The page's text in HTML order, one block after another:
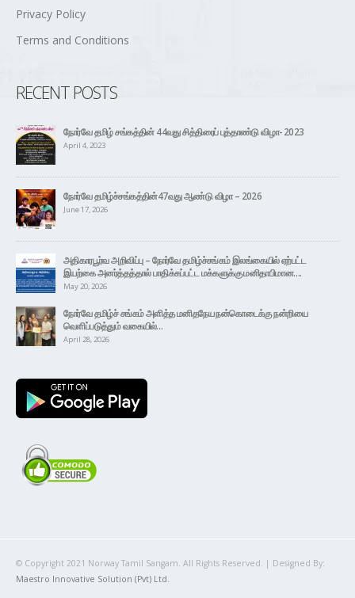
Contact Us
Privacy Policy
RECENT POSTS
April 4, 2023
June 17, 2026
அதிகாரபூர்வ அறிவிப்பு – நோர்வே தமிழ்ச்சங்கம் இலங்கையில் ஏற்பட்ட
May 20, 2026
நோர்வே தமிழ்ச் சங்கம் அளித்த மனிதநேய நன்கொடைக்கு நன்றியை